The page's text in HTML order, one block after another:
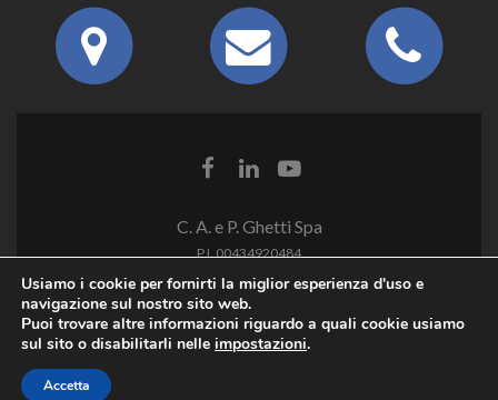
C. A. e P. Ghetti Spa
P.I. 00434920484
Usiamo i cookie per fornirti la miglior esperienza d'uso e
navigazione sul nostro sito web.
Puoi trovare altre informazioni riguardo a quali cookie usiamo
sul sito o disabilitarli nelle impostazioni.
Accetta